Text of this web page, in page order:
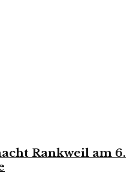
Rankweil am 6.